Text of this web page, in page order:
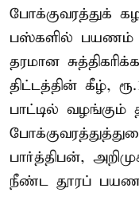
போக்குவரத்துக்
பஸ்களில் பயணம்
தரமான
திட்டத்தின் கீழ்,
பாட்டில் வழங்கும்
பார்த்திபன்,
நீண்ட தூரப்